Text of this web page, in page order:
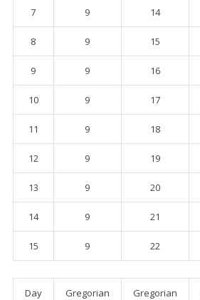
7 9 14
8 9 15
9 9 16
10 9 17
11 9 18
12 9 19
13 9 20
14 9 21
15 9 22
Day
Gregorian
Gregorian